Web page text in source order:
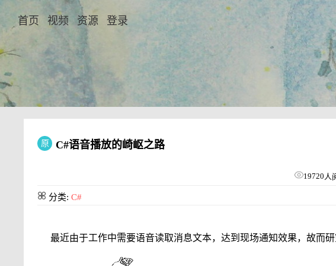
首页 视频 资源 登录
原 C#语音播放的崎岖之路
19720人
分类: C#
最近由于工作中需要语音读取消息文本，达到现场通知效果，故而研